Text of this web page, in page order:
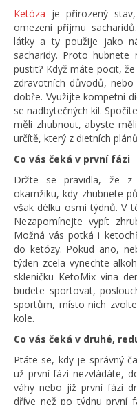
Ketóza je přirozený
omezení příjmu
látky a ty použije jako
sacharidy. Proto
pustit? Když máte pocit,
zdravotních důvodů,
dobře. Využijte kompetní
se nadbytečných kil.
měli zhubnout, abyste
určítě, který z dietních
Co vás čeká v první fázi
Držte se pravidla, že
okamžiku, kdy zhubnete
však délku osmi týdnů. V
Nezapomínejte vypít
Možná vás potká i
do ketózy. Pokud ano,
týden zcela vynechte
skleničku KetoMix vína
budete sportovat,
sportům, místo nich
kole.
Co vás čeká v druhé,
Ptáte se, kdy je správný
už první fázi nezvládáte,
váhy nebo již první fázi
dříve než po týdnu první